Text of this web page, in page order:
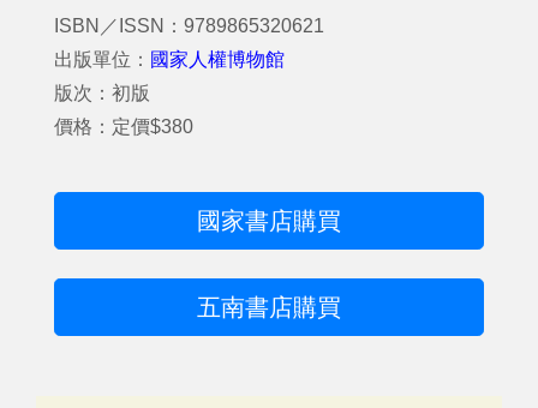
ISBN／ISSN：9789865320621
出版單位： 國家人權博物館
版次：初版
價格：定價$380
國家書店購買
五南書店購買